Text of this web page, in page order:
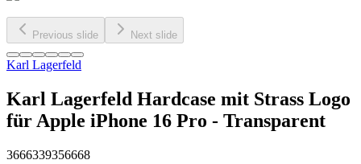
Previous slide Next slide
Karl Lagerfeld
Karl Lagerfeld Hardcase mit Strass Logo
für Apple iPhone 16 Pro - Transparent
3666339356668